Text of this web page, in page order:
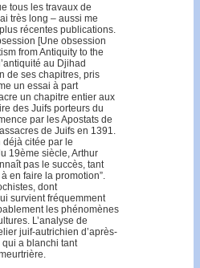
tous les travaux de
très long – aussi me
récentes publications.
[Une obsession
from Antiquity to the
au Djihad
de ses chapitres, pris
un essai à part
un chapitre entier aux
des Juifs porteurs du
par les Apostats de
de Juifs en 1391.
déjà citée par le
19ème siècle, Arthur
pas le succès, tant
en faire la promotion”.
dont
survient fréquemment
les phénomènes
L’analyse de
juif-autrichien d’après-
a blanchi tant